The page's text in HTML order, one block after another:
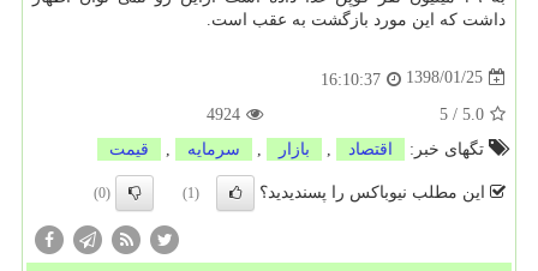
داشت كه این مورد بازگشت به عقب است.
1398/01/25
16:10:37
5.0
/
5
4924
تگهای خبر:
اقتصاد بازار سرمایه قیمت
این مطلب نیوباکس را پسندیدید؟ (1)
(0)